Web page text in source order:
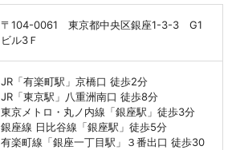
〒104-0061 東京都中央区銀座1-3-3 G1
ビル3Ｆ
JR「有楽町駅」京橋口 徒歩2分
JR「東京駅」八重洲南口 徒歩8分
東京メトロ・丸ノ内線「銀座駅」徒歩3分
銀座線 日比谷線「銀座駅」徒歩5分
有楽町線「銀座一丁目駅」３番出口 徒歩30